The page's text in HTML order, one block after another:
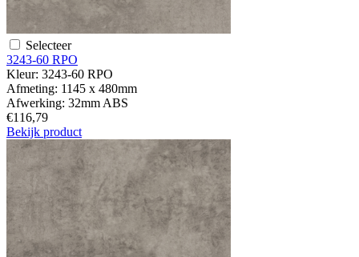
Selecteer
3243-60 RPO
Kleur: 3243-60 RPO
Afmeting: 1145 x 480mm
Afwerking: 32mm ABS
€116,79
Bekijk product